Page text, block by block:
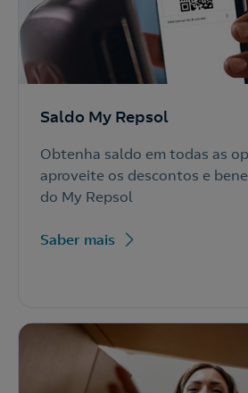
Saldo My Repsol
Obtenha saldo em todas as
aproveite os descontos e
do My Repsol
Saber mais